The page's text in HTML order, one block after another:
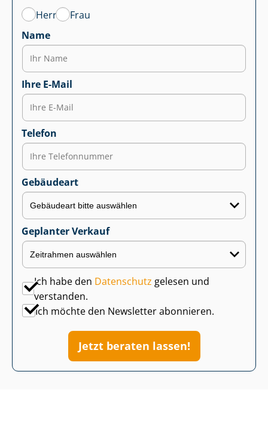
Herr
Frau
Name
Ihre E-Mail
Telefon
Gebäudeart
Geplanter Verkauf
Ich habe den Datenschutz gelesen und
verstanden.
Ich möchte den Newsletter abonnieren.
Jetzt beraten lassen!